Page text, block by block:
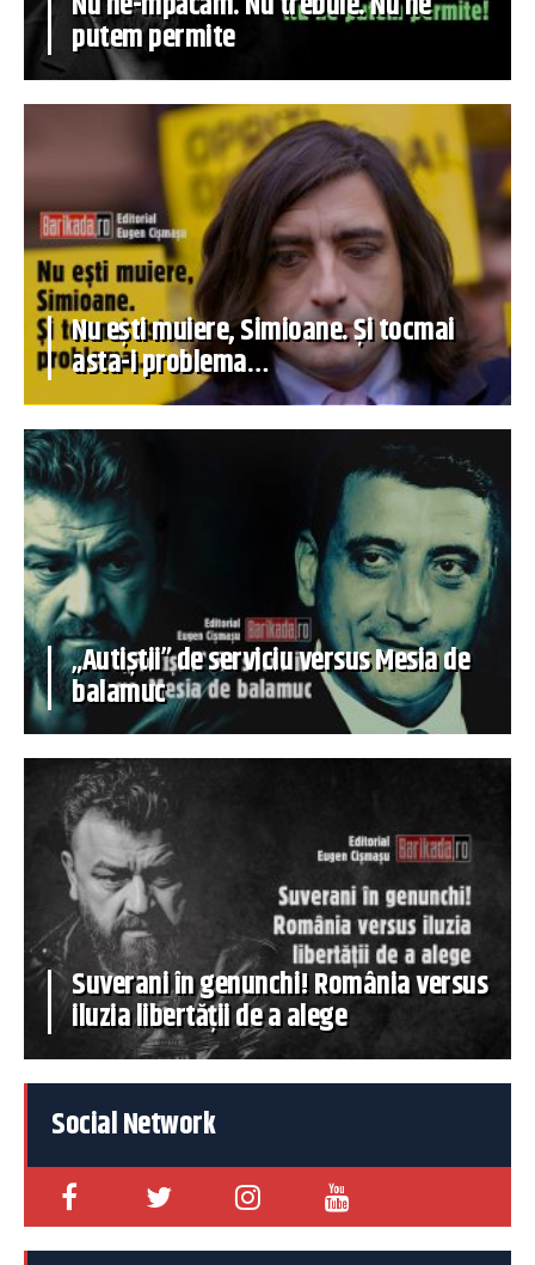
putem permite
Nu ești muiere, Simioane. Și tocmai
asta-i problema…
„Autiștii” de serviciu versus Mesia de
balamuc
Suverani în genunchi! România versus
iluzia libertății de a alege
Social Network